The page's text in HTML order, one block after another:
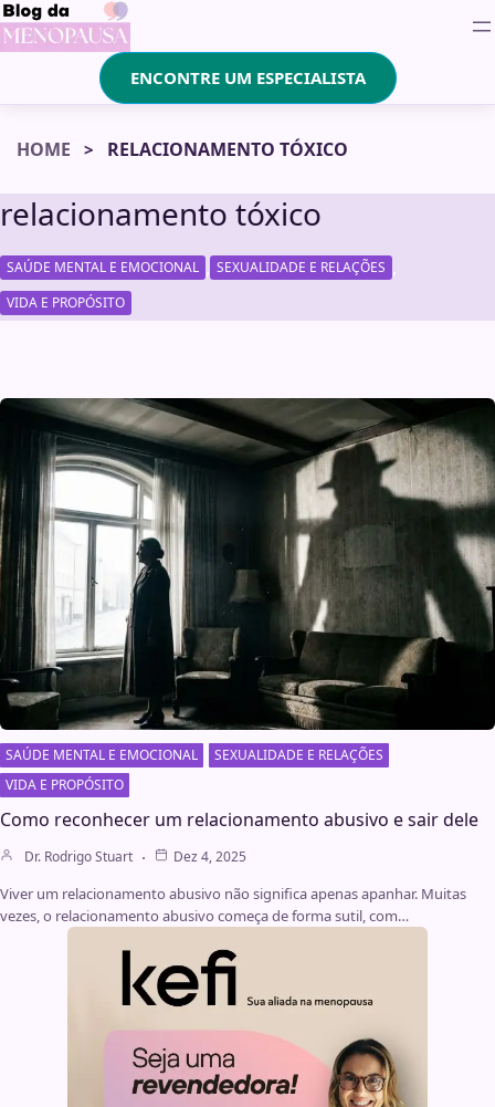
ENCONTRE UM ESPECIALISTA
HOME RELACIONAMENTO TÓXICO
relacionamento tóxico
SAÚDE MENTAL E EMOCIONAL , SEXUALIDADE E RELAÇÕES ,
VIDA E PROPÓSITO
SAÚDE MENTAL E EMOCIONAL
SEXUALIDADE E RELAÇÕES
VIDA E PROPÓSITO
Como reconhecer um relacionamento abusivo e sair dele
Dr. Rodrigo Stuart Dez 4, 2025
Viver um relacionamento abusivo não significa apenas apanhar. Muitas
vezes, o relacionamento abusivo começa de forma sutil, com…